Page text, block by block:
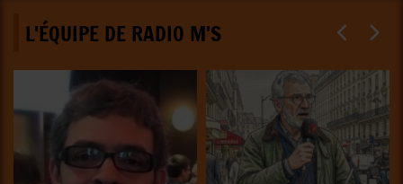
L'ÉQUIPE DE RADIO M'S